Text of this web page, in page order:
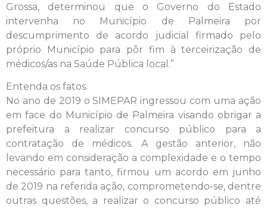
Grossa, determinou que o Governo do Estado
intervenha no Município de Palmeira por
descumprimento de acordo judicial firmado pelo
próprio Município para pôr fim à terceirização de
médicos/as na Saúde Pública local.”
Entenda os fatos:
No ano de 2019 o SIMEPAR ingressou com uma ação
em face do Município de Palmeira visando obrigar a
prefeitura a realizar concurso público para a
contratação de médicos. A gestão anterior, não
levando em consideração a complexidade e o tempo
necessário para tanto, firmou um acordo em junho
de 2019 na referida ação, comprometendo-se, dentre
outras questões, a realizar o concurso público até